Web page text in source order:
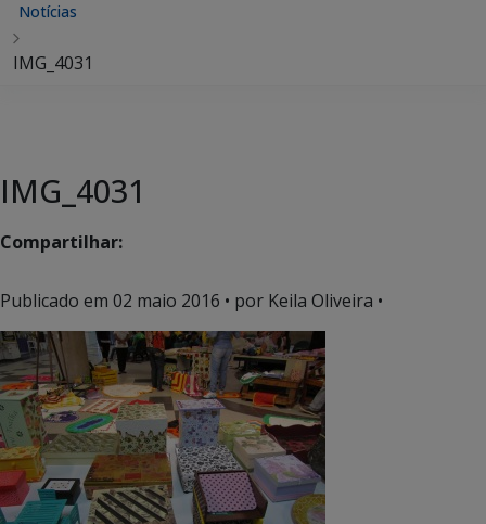
Notícias
IMG_4031
IMG_4031
Compartilhar:
Publicado em 02 maio 2016 • por Keila Oliveira •